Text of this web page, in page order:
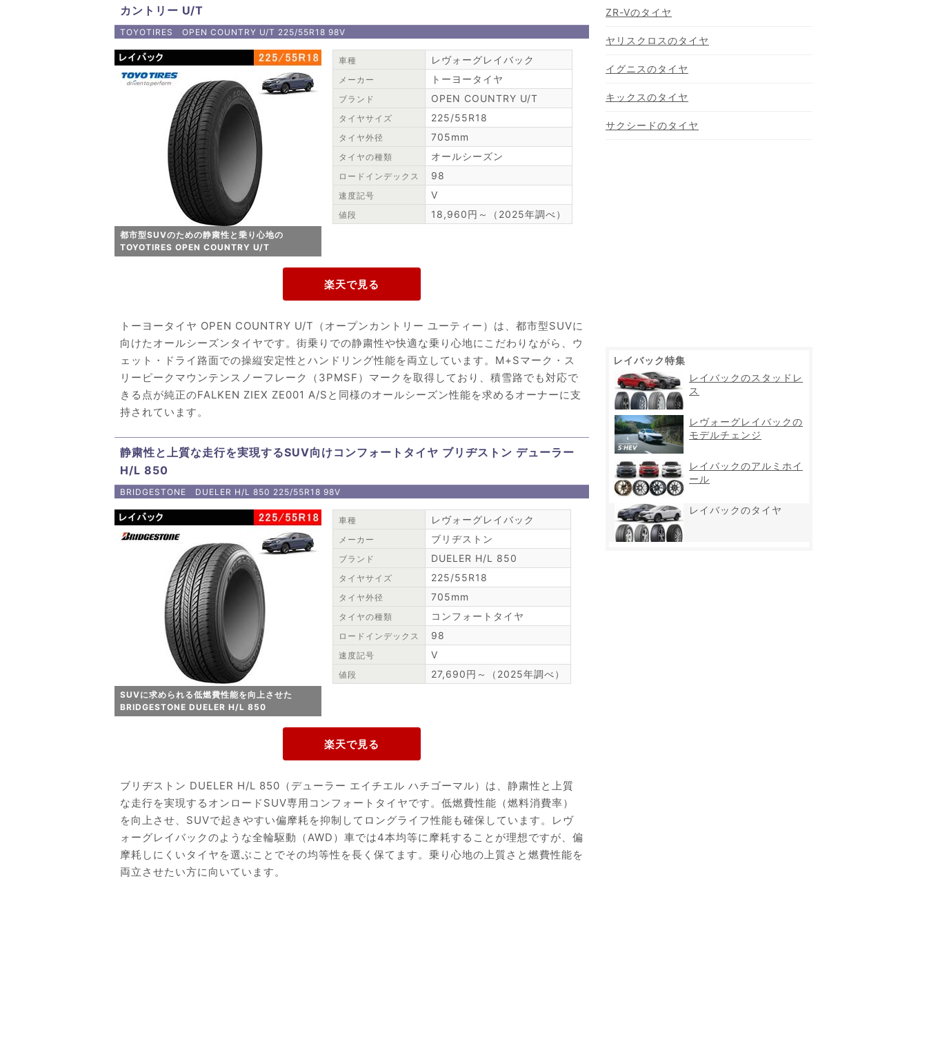
カントリー U/T
TOYOTIRES OPEN COUNTRY U/T 225/55R18 98V
都市型SUVのための静粛性と乗り心地の
TOYOTIRES OPEN COUNTRY U/T
車種 レヴォーグレイバック
メーカー トーヨータイヤ
ブランド OPEN COUNTRY U/T
タイヤサイズ 225/55R18
タイヤ外径 705mm
タイヤの種類 オールシーズン
ロードインデックス 98
速度記号 V
値段 18,960円～（2025年調べ）
トーヨータイヤ OPEN COUNTRY U/T（オープンカントリー ユーティー）は、都市型SUVに
向けたオールシーズンタイヤです。街乗りでの静粛性や快適な乗り心地にこだわりながら、ウ
ェット・ドライ路面での操縦安定性とハンドリング性能を両立しています。M+Sマーク・ス
リーピークマウンテンスノーフレーク（3PMSF）マークを取得しており、積雪路でも対応で
きる点が純正のFALKEN ZIEX ZE001 A/Sと同様のオールシーズン性能を求めるオーナーに支
持されています。
静粛性と上質な走行を実現するSUV向けコンフォートタイヤ ブリヂストン デューラー
H/L 850
BRIDGESTONE DUELER H/L 850 225/55R18 98V
SUVに求められる低燃費性能を向上させた
BRIDGESTONE DUELER H/L 850
車種 レヴォーグレイバック
メーカー ブリヂストン
ブランド DUELER H/L 850
タイヤサイズ 225/55R18
タイヤ外径 705mm
タイヤの種類 コンフォートタイヤ
ロードインデックス 98
速度記号 V
値段 27,690円～（2025年調べ）
ブリヂストン DUELER H/L 850（デューラー エイチエル ハチゴーマル）は、静粛性と上質
な走行を実現するオンロードSUV専用コンフォートタイヤです。低燃費性能（燃料消費率）
を向上させ、SUVで起きやすい偏摩耗を抑制してロングライフ性能も確保しています。レヴ
ォーグレイバックのような全輪駆動（AWD）車では4本均等に摩耗することが理想ですが、偏
摩耗しにくいタイヤを選ぶことでその均等性を長く保てます。乗り心地の上質さと燃費性能を
両立させたい方に向いています。
ZR-Vのタイヤ
ヤリスクロスのタイヤ
イグニスのタイヤ
キックスのタイヤ
サクシードのタイヤ
レイバック特集
レイバックのスタッドレ
ス
レヴォーグレイバックの
モデルチェンジ
レイバックのアルミホイ
ール
レイバックのタイヤ